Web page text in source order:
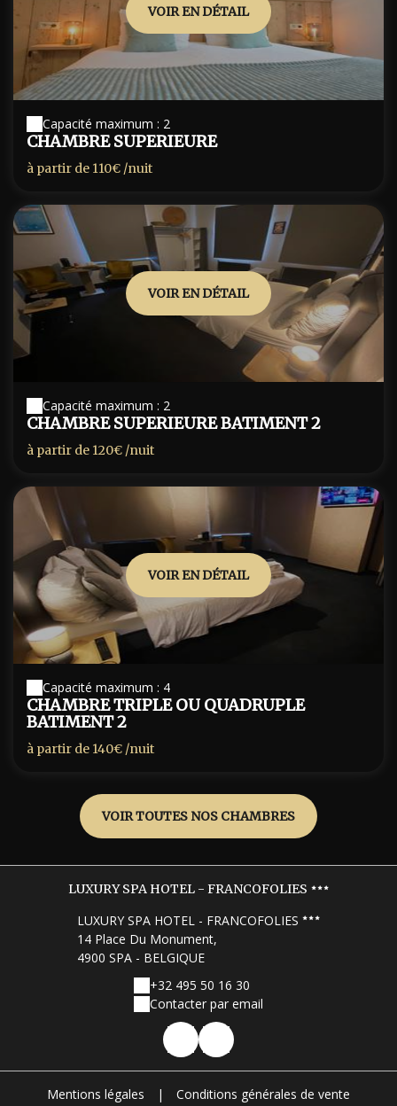
VOIR EN DÉTAIL
Capacité maximum : 2
CHAMBRE SUPERIEURE
à partir de 110€ /nuit
VOIR EN DÉTAIL
Capacité maximum : 2
CHAMBRE SUPERIEURE BATIMENT 2
à partir de 120€ /nuit
VOIR EN DÉTAIL
Capacité maximum : 4
CHAMBRE TRIPLE OU QUADRUPLE
BATIMENT 2
à partir de 140€ /nuit
VOIR TOUTES NOS CHAMBRES
LUXURY SPA HOTEL - FRANCOFOLIES
LUXURY SPA HOTEL - FRANCOFOLIES
14 Place Du Monument,
4900 SPA - BELGIQUE
+32 495 50 16 30
Contacter par email
Mentions légales | Conditions générales de vente